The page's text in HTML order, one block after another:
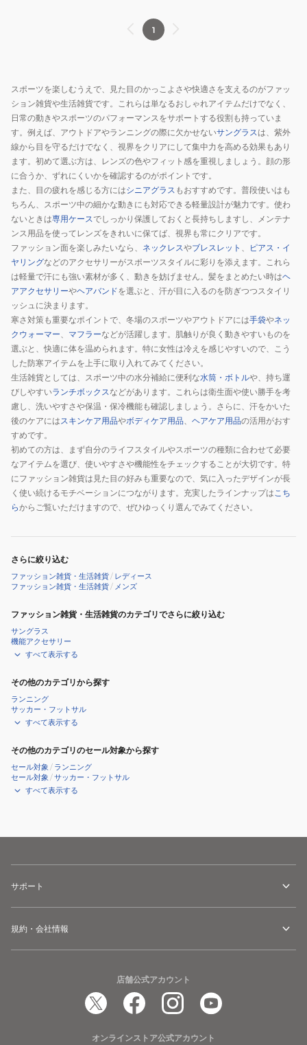
1
スポーツを楽しむうえで、見た目のかっこよさや快適さを支えるのがファッ
ション雑貨や生活雑貨です。これらは単なるおしゃれアイテムだけでなく、
日常の動きやスポーツのパフォーマンスをサポートする役割も持っていま
す。例えば、アウトドアやランニングの際に欠かせないサングラスは、紫外
線から目を守るだけでなく、視界をクリアにして集中力を高める効果もあり
ます。初めて選ぶ方は、レンズの色やフィット感を重視しましょう。顔の形
に合うか、ずれにくいかを確認するのがポイントです。
また、目の疲れを感じる方にはシニアグラス もおすすめです。普段使いはも
ちろん、スポーツ中の細かな動きにも対応できる軽量設計が魅力です。使わ
ないときは専用ケースでしっかり保護しておくと長持ちしますし、メンテナ
ンス用品を使ってレンズをきれいに保てば、視界も常にクリアです。
ファッション面を楽しみたいなら、 ネックレスやブレスレット 、
ピアス・イ
ヤリングなどのアクセサリーがスポーツスタイルに彩りを添えます。これら
は軽量で汗にも強い素材が多く、動きを妨げません。髪をまとめたい時はヘ
アアクセサリーやヘアバンドを選ぶと、汗が目に入るのを防ぎつつスタイリ
ッシュに決まります。
寒さ対策も重要なポイントで、冬場のスポーツやアウトドアには手袋やネッ
クウォーマー、 マフラーなどが活躍します。肌触りが良く動きやすいものを
選ぶと、快適に体を温められます。特に女性は冷えを感じやすいので、こう
した防寒アイテムを上手に取り入れてみてください。
生活雑貨としては、スポーツ中の水分補給に便利な水筒・ボトルや、持ち運
びしやすいランチボックスなどがあります。これらは衛生面や使い勝手を考
慮し、洗いやすさや保温・保冷機能も確認しましょう。さらに、汗をかいた
後のケアにはスキンケア用品やボディケア用品、 ヘアケア用品の活用がおす
すめです。
初めての方は、まず自分のライフスタイルやスポーツの種類に合わせて必要
なアイテムを選び、使いやすさや機能性をチェックすることが大切です。特
にファッション雑貨は見た目の好みも重要なので、気に入ったデザインが長
く使い続けるモチベーションにつながります。充実したラインナップはこち
らからご覧いただけますので、ぜひゆっくり選んでみてください。
さらに絞り込む
ファッション雑貨・生活雑貨/ レディース
ファッション雑貨・生活雑貨/ メンズ
ファッション雑貨・生活雑貨のカテゴリでさらに絞り込む
サングラス
機能アクセサリー
すべて表示する
その他のカテゴリから探す
ランニング
サッカー・フットサル
すべて表示する
その他のカテゴリのセール対象から探す
セール対象 / ランニング
セール対象 /サッカー・フットサル
すべて表示する
サポート
規約・会社情報
店舗公式アカウント
オンラインストア公式アカウント